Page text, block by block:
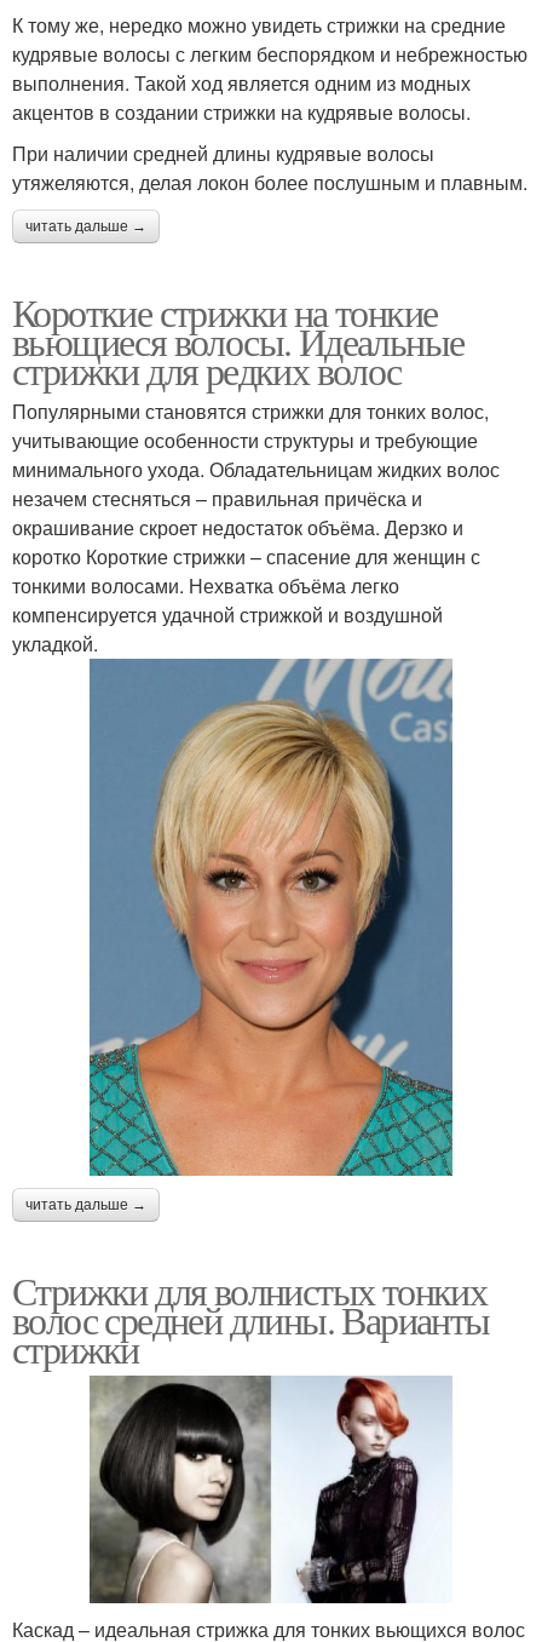
К тому же, нередко можно увидеть стрижки на средние
кудрявые волосы с легким беспорядком и небрежностью
выполнения. Такой ход является одним из модных
акцентов в создании стрижки на кудрявые волосы.
При наличии средней длины кудрявые волосы
утяжеляются, делая локон более послушным и плавным.
читать дальше →
Короткие стрижки на тонкие
вьющиеся волосы. Идеальные
стрижки для редких волос
Популярными становятся стрижки для тонких волос,
учитывающие особенности структуры и требующие
минимального ухода. Обладательницам жидких волос
незачем стесняться – правильная причёска и
окрашивание скроет недостаток объёма. Дерзко и
коротко Короткие стрижки – спасение для женщин с
тонкими волосами. Нехватка объёма легко
компенсируется удачной стрижкой и воздушной
укладкой.
читать дальше →
Стрижки для волнистых тонких
волос средней длины. Варианты
стрижки
Каскад – идеальная стрижка для тонких вьющихся волос